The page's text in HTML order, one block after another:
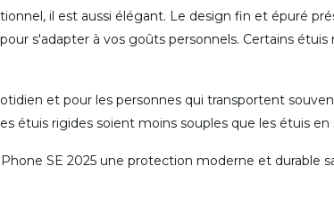
il est aussi élégant. Le design fin et épuré
s'adapter à vos goûts personnels. Certains
et pour les personnes qui transportent
étuis rigides soient moins souples que les étuis
SE 2025 une protection moderne et durable